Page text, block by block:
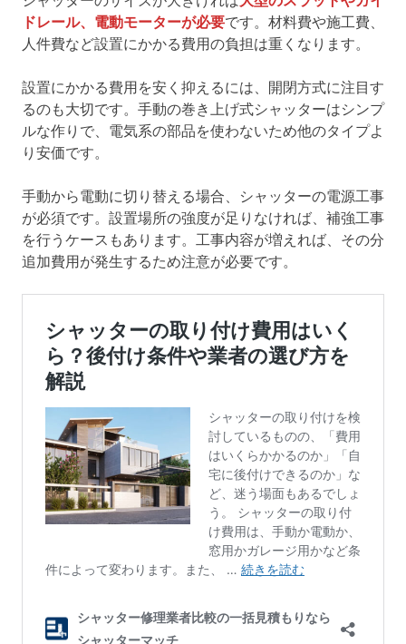
ドレール、電動モーターが必要です。材料費や施工費、
人件費など設置にかかる費用の負担は重くなります。
設置にかかる費用を安く抑えるには、開閉方式に注目す
るのも大切です。手動の巻き上げ式シャッターはシンプ
ルな作りで、電気系の部品を使わないため他のタイプよ
り安価です。
手動から電動に切り替える場合、シャッターの電源工事
が必須です。設置場所の強度が足りなければ、補強工事
を行うケースもあります。工事内容が増えれば、その分
追加費用が発生するため注意が必要です。